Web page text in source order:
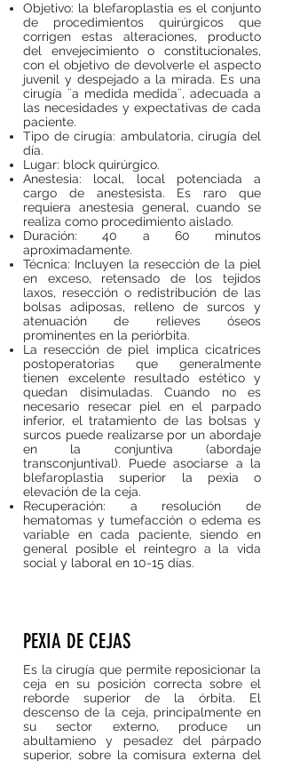
Objetivo: la blefaroplastia es el conjunto
de procedimientos quirúrgicos que
corrigen estas alteraciones, producto
del envejecimiento o constitucionales,
con el objetivo de devolverle el aspecto
juvenil y despejado a la mirada. Es una
cirugía ¨a medida medida¨, adecuada a
las necesidades y expectativas de cada
paciente.
Tipo de cirugía: ambulatoria, cirugía del
día.
Lugar: block quirúrgico.
Anestesia: local, local potenciada a
cargo de anestesista. Es raro que
requiera anestesia general, cuando se
realiza como procedimiento aislado.
Duración: 40 a 60 minutos
aproximadamente.
Técnica: Incluyen la resección de la piel
en exceso, retensado de los tejidos
laxos, resección o redistribución de las
bolsas adiposas, relleno de surcos y
atenuación de relieves óseos
prominentes en la periórbita.
La resección de piel implica cicatrices
postoperatorias que generalmente
tienen excelente resultado estético y
quedan disimuladas. Cuando no es
necesario resecar piel en el parpado
inferior, el tratamiento de las bolsas y
surcos puede realizarse por un abordaje
en la conjuntiva (abordaje
transconjuntival). Puede asociarse a la
blefaroplastia superior la pexia o
elevación de la ceja.
Recuperación: a resolución de
hematomas y tumefacción o edema es
variable en cada paciente, siendo en
general posible el reintegro a la vida
social y laboral en 10-15 días.
PEXIA DE CEJAS
Es la cirugía que permite reposicionar la
ceja en su posición correcta sobre el
reborde superior de la órbita. El
descenso de la ceja, principalmente en
su sector externo, produce un
abultamieno y pesadez del párpado
superior, sobre la comisura externa del